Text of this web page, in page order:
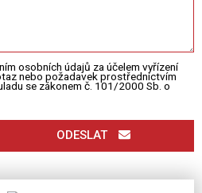
osobních údajů za účelem vyřízení
nebo požadavek prostřednictvím
se zákonem č. 101/2000 Sb. o
ODESLAT